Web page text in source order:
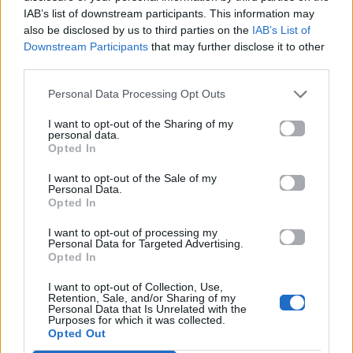
IAB’s list of downstream participants. This information may
also be disclosed by us to third parties on the IAB’s List of
Downstream Participants that may further disclose it to other
Personal Data Processing Opt Outs
I want to opt-out of the Sharing of my
personal data.
Opted In
I want to opt-out of the Sale of my
Personal Data.
Opted In
I want to opt-out of processing my
Personal Data for Targeted Advertising.
Opted In
I want to opt-out of Collection, Use,
Retention, Sale, and/or Sharing of my
Personal Data that Is Unrelated with the
Purposes for which it was collected.
Opted Out
Διάβασε επίσης:
«Δεν είναι όλα καλά, και αυτό… δεν